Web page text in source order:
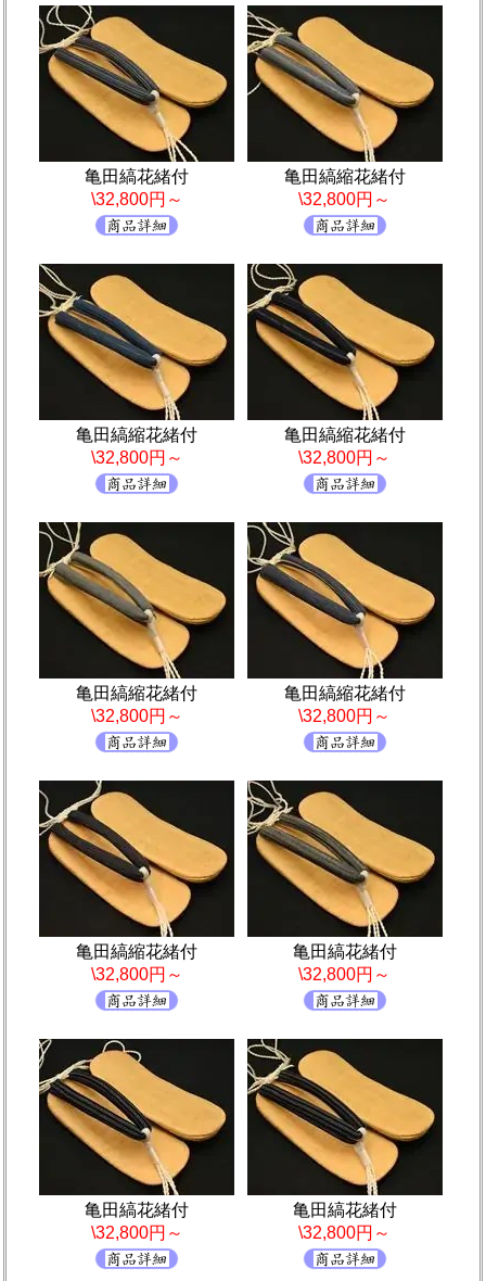
亀田縞花緒付
\32,800円～
亀田縞縮花緒付
\32,800円～
亀田縞縮花緒付
\32,800円～
亀田縞縮花緒付
\32,800円～
亀田縞縮花緒付
\32,800円～
亀田縞縮花緒付
\32,800円～
亀田縞縮花緒付
\32,800円～
亀田縞花緒付
\32,800円～
亀田縞花緒付
\32,800円～
亀田縞花緒付
\32,800円～